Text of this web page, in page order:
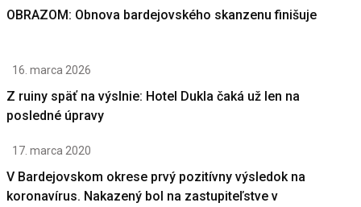
OBRAZOM: Obnova bardejovského skanzenu finišuje
16. marca 2026
Z ruiny späť na výslnie: Hotel Dukla čaká už len na
posledné úpravy
17. marca 2020
V Bardejovskom okrese prvý pozitívny výsledok na
koronavírus. Nakazený bol na zastupiteľstve v